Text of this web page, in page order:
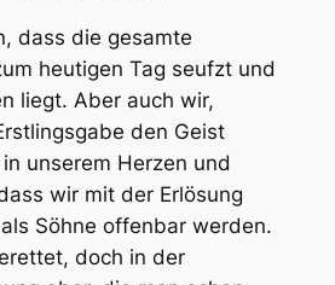
dass die gesamte
heutigen Tag seufzt und
liegt. Aber auch wir,
den Geist
unserem Herzen und
wir mit der Erlösung
Söhne offenbar werden.
doch in der